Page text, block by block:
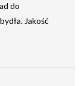
do
Jakość